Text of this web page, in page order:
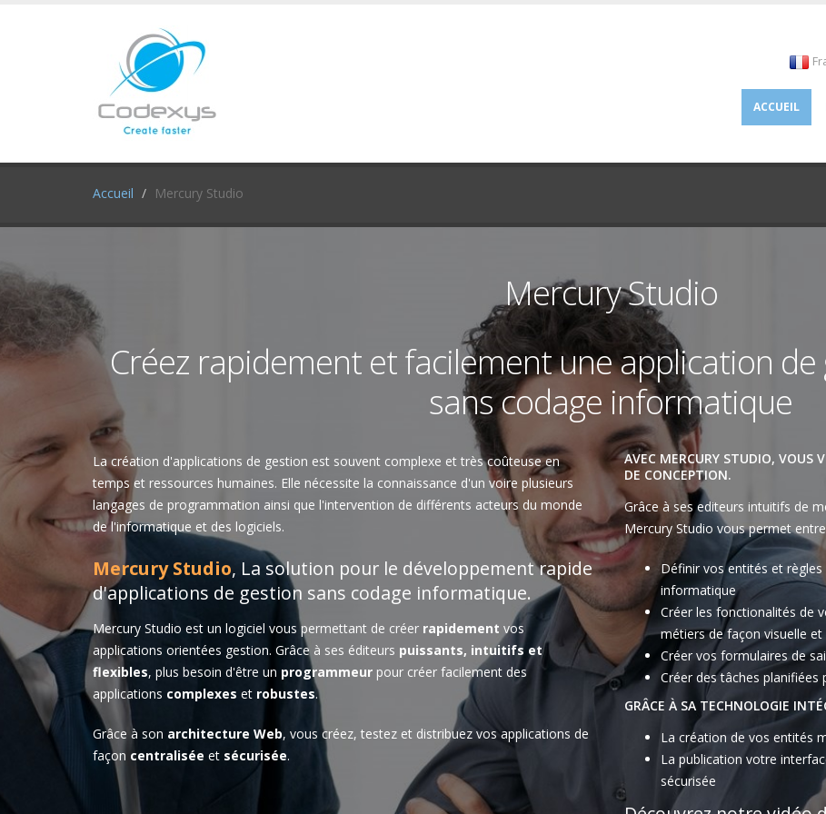
ACCUEIL
Accueil Mercury Studio
Mercury Studio
Créez rapidement et facilement une application
sans codage informatique
La création d'applications de gestion est souvent complexe et très coûteuse en
temps et ressources humaines. Elle nécessite la connaissance d'un voire plusieurs
langages de programmation ainsi que l'intervention de différents acteurs du monde
de l'informatique et des logiciels.
Mercury Studio, La solution pour le développement rapide
d'applications de gestion sans codage informatique.
Mercury Studio est un logiciel vous permettant de créer rapidement vos
applications orientées gestion. Grâce à ses éditeurs puissants, intuitifs et
flexibles, plus besoin d'être un programmeur pour créer facilement des
applications complexes et robustes.
Grâce à son architecture Web, vous créez, testez et distribuez vos applications de
façon centralisée et sécurisée.
AVEC MERCURY STUDIO, VOUS
DE CONCEPTION.
Grâce à ses editeurs intuitifs de
Mercury Studio vous permet
Définir vos entités et
informatique
Créer les fonctionalités de
métiers de façon visuelle
Créer vos formulaires de
Créer des tâches
GRÂCE À SA TECHNOLOGIE
La création de vos entités
La publication votre
sécurisée